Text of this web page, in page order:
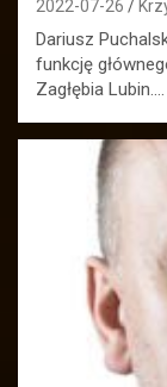
2022-07-26
Dariusz
funkcję
Zagłębia Lubin.…